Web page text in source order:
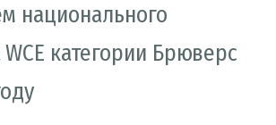
национального
категории Брюверс